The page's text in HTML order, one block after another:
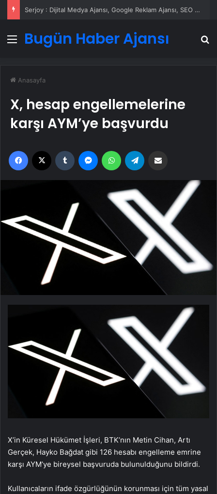
Serjoy : Dijital Medya Ajansı, Google Reklam Ajansı, SEO Ajansı ve Web Tasarım Ajansı
Menü
Bugün Haber Ajansı
Anasayfa
X, hesap engellemelerine
karşı AYM’ye başvurdu
Facebook Tumblr MessengerWhatsApp
X’in Küresel Hükümet İşleri, BTK’nın Metin Cihan, Artı
Gerçek, Hayko Bağdat gibi 126 hesabı engelleme emrine
karşı AYM’ye bireysel başvuruda bulunulduğunu bildirdi.
Kullanıcaların ifade özgürlüğünün korunması için tüm yasal